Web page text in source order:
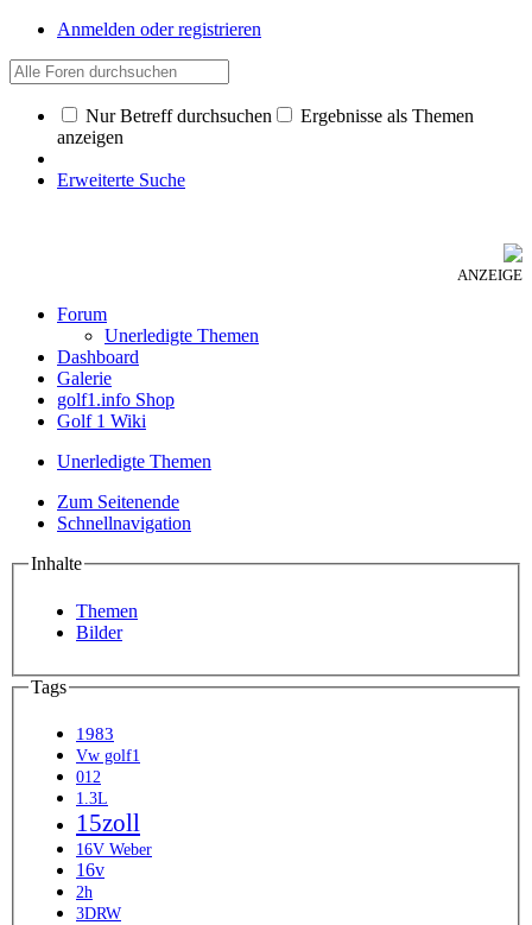
Anmelden oder registrieren
Nur Betreff durchsuchen
Ergebnisse als Themen
anzeigen
Erweiterte Suche
ANZEIGE
Forum
Unerledigte Themen
Dashboard
Galerie
golf1.info Shop
Golf 1 Wiki
Unerledigte Themen
Zum Seitenende
Schnellnavigation
Inhalte
Themen
Bilder
Tags
1983
Vw golf1
012
1.3L
15zoll
16V Weber
16v
2h
3DRW